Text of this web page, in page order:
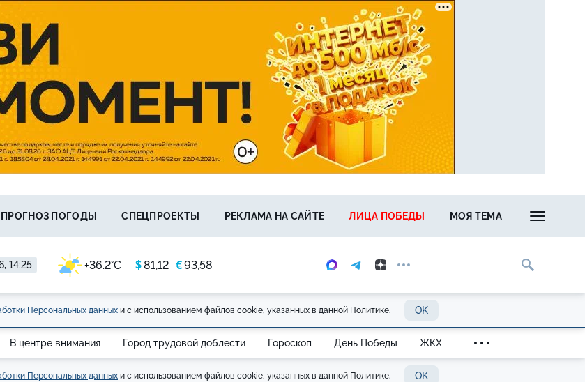
14:25 +36.2°C $81,12 €93,58
ПРОГНОЗ ПОГОДЫ СПЕЦПРОЕКТЫ РЕКЛАМА НА САЙТЕ ЛИЦА ПОБЕДЫ МОЯ ТЕМА
Персональных данных и с использованием файлов cookie, указанных в данной Политике. OK
В центре внимания Город трудовой доблести Гороскоп День Победы ЖКХ
Персональных данных и с использованием файлов cookie, указанных в данной Политике. OK